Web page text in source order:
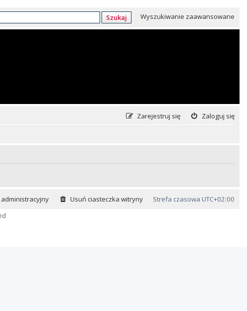
Szukaj Wyszukiwanie zaawansowane
Zaloguj się
Zarejestruj się
Strefa czasowa UTC+02:00
Usuń ciasteczka witryny
administracyjny